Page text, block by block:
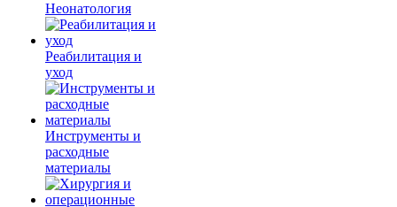
Неонатология
Реабилитация и
уход
Инструменты и
расходные
материалы